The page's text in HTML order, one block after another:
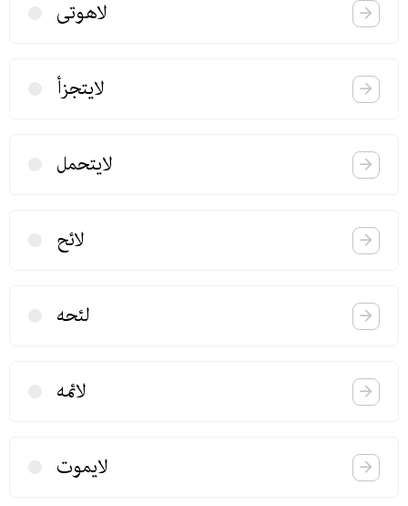
لاهوتی
لایتجزأ
لایتحمل
لائح
لئحه
لائمه
لا‌یموت